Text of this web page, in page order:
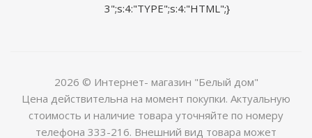
3";s:4:"TYPE";s:4:"HTML";}
2026 © Интернет- магазин "Белый дом"
Цена действительна на момент покупки. Актуальную
стоимость и наличие товара уточняйте по номеру
телефона 333-216. Внешний вид товара может